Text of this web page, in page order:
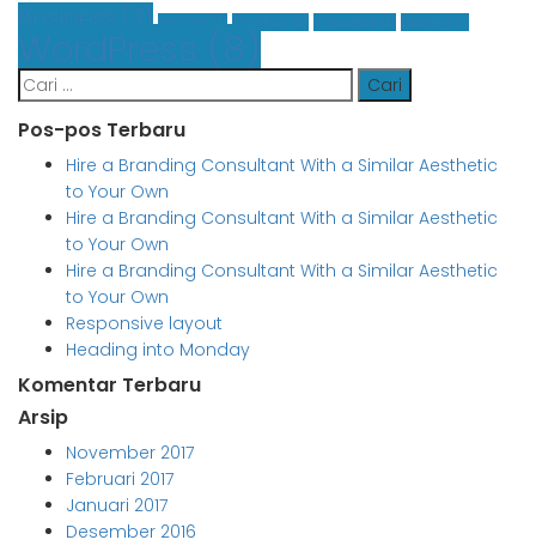
Business (3)
WordPress (8)
Cari
untuk:
Pos-pos Terbaru
Hire a Branding Consultant With a Similar Aesthetic
to Your Own
Hire a Branding Consultant With a Similar Aesthetic
to Your Own
Hire a Branding Consultant With a Similar Aesthetic
to Your Own
Responsive layout
Heading into Monday
Komentar Terbaru
Arsip
November 2017
Februari 2017
Januari 2017
Desember 2016